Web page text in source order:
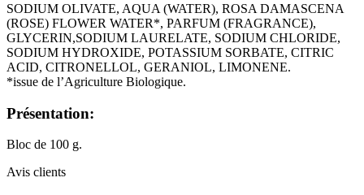
SODIUM OLIVATE, AQUA (WATER), ROSA DAMASCENA
(ROSE) FLOWER WATER*, PARFUM (FRAGRANCE),
GLYCERIN,SODIUM LAURELATE, SODIUM CHLORIDE,
SODIUM HYDROXIDE, POTASSIUM SORBATE, CITRIC
ACID, CITRONELLOL, GERANIOL, LIMONENE.
*issue de l’Agriculture Biologique.
Présentation:
Bloc de 100 g.
Avis clients